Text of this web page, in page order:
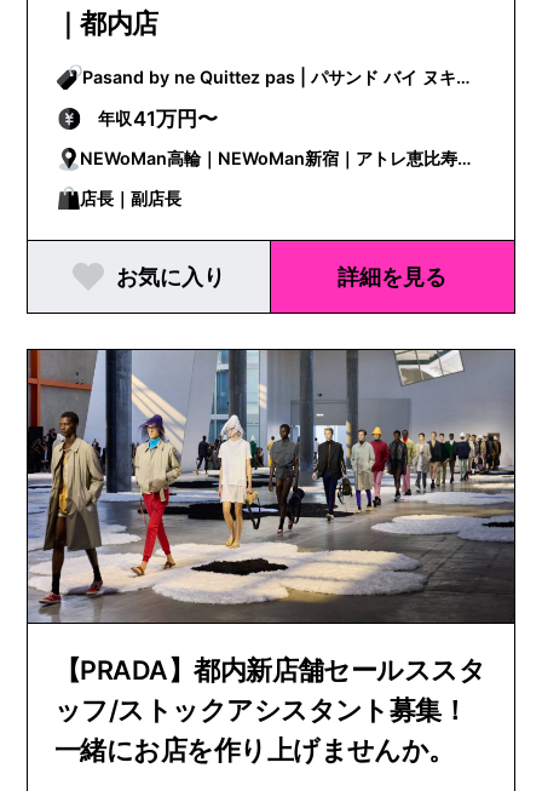
｜都内店
Pasand by ne Quittez pas | パサンド バイ ヌキテ
パ年収41万円〜
NEWoMan高輪｜NEWoMan新宿｜アトレ恵比寿｜
ルミネ有楽町
店長｜副店長
お気に入り 詳細を見る
【PRADA】都内新店舗セールススタ
ッフ/ストックアシスタント募集！
一緒にお店を作り上げませんか。